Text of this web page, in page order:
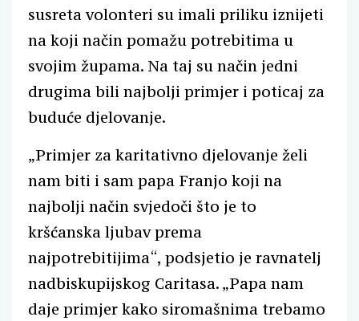
susreta volonteri su imali priliku iznijeti
na koji način pomažu potrebitima u
svojim župama. Na taj su način jedni
drugima bili najbolji primjer i poticaj za
buduće djelovanje.
„Primjer za karitativno djelovanje želi
nam biti i sam papa Franjo koji na
najbolji način svjedoči što je to
kršćanska ljubav prema
najpotrebitijima“, podsjetio je ravnatelj
nadbiskupijskog Caritasa. „Papa nam
daje primjer kako siromašnima trebamo